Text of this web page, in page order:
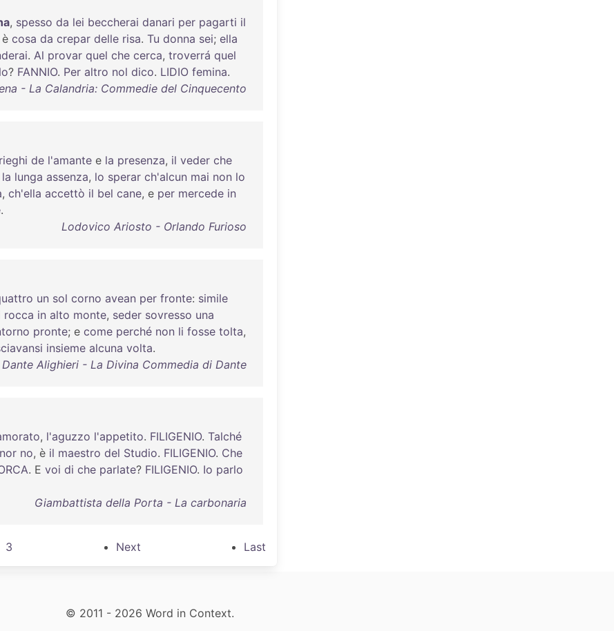
, spesso da lei beccherai danari per pagarti il
è cosa da crepar delle risa. Tu donna sei; ella
. Al provar quel che cerca, troverrá quel
? FANNIO. Per altro nol dico. LIDIO femina.
- La Calandria: Commedie del Cinquecento
de l'amante e la presenza, il veder che
la lunga assenza, lo sperar ch'alcun mai non lo
, ch'ella accettò il bel cane, e per mercede in
.
Lodovico Ariosto - Orlando Furioso
un sol corno avean per fronte: simile
rocca in alto monte, seder sovresso una
pronte; e come perché non li fosse tolta,
insieme alcuna volta.
Dante Alighieri - La Divina Commedia di Dante
, l'aguzzo l'appetito. FILIGENIO. Talché
no, è il maestro del Studio. FILIGENIO. Che
. E voi di che parlate? FILIGENIO. Io parlo
Giambattista della Porta - La carbonaria
3 Next Last
© 2011 - 2026 Word in Context.